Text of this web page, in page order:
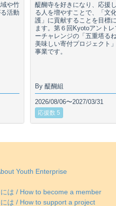
や竹
活動
醍醐寺を好きになり、応援
る人を増やすことで、「文
護」に貢献することを目標
ます。第６回Kyotoアント
ーチャレンジの「五重塔る
美味しい寄付プロジェクト
事業です。
By 醍醐組
2026/08/06〜2027/03/31
応援数 5
Youth Enterprise
は / How to become a member
は / How to support a project